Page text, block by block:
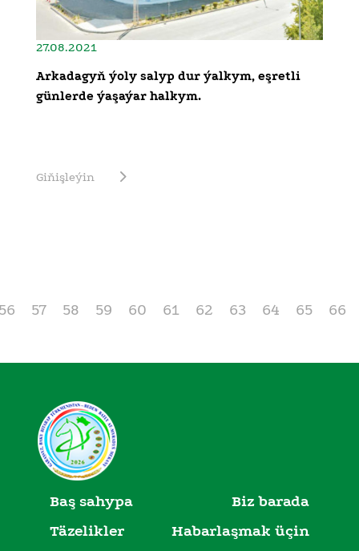
27.08.2021
Arkadagyň ýoly salyp dur ýalkym, eşretli
günlerde ýaşaýar halkym.
Giňişleýin
57 58 59 60 61 62 63 64 65 66
Baş sahypa
Biz barada
Täzelikler
Habarlaşmak üçin